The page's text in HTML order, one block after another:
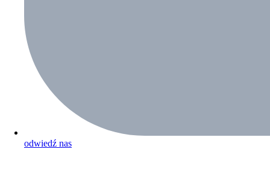
odwiedź nas